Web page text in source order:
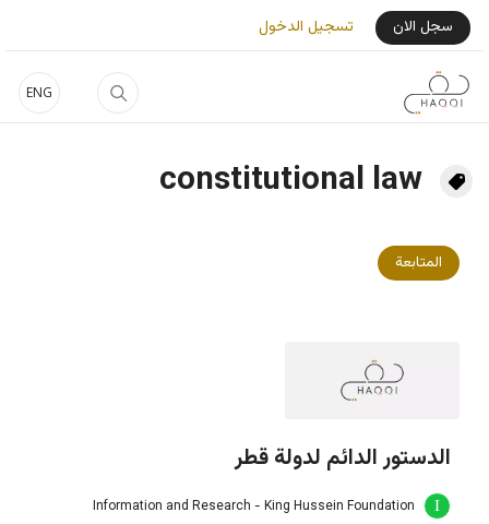
تجاوز إلى المحتوى الرئيسي
ENG
User Login Menu
سجل الان تسجيل الدخول
constitutional law
المتابعة
الدستور الدائم لدولة قطر
Information and Research - King Hussein Foundation